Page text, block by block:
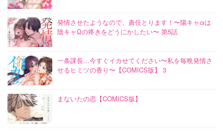
発情させたようなので、責任とります！〜陽キャαは
陰キャΩの疼きをどうにかしたい〜 第5話
一条課長…今すぐイカせてください〜私を毎晩発情さ
せるヒミツの香り〜【COMICS版】 3
まないたの恋【COMICS版】